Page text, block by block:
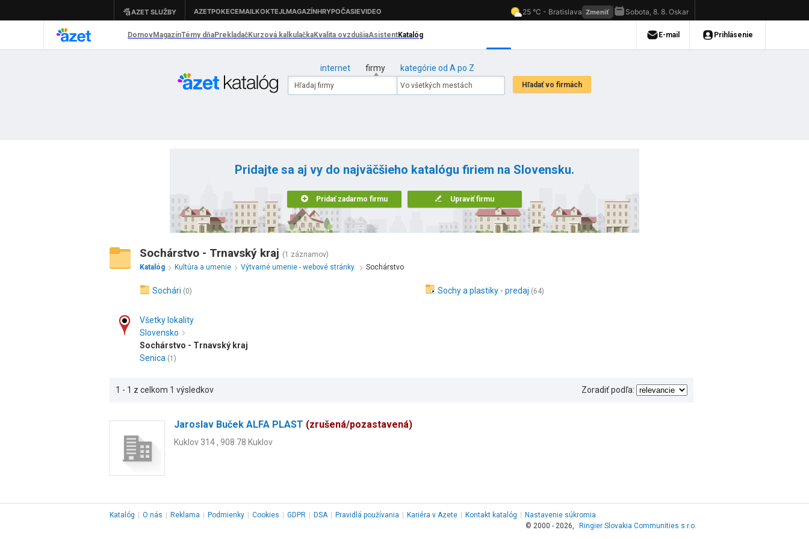
internet firmy kategórie od A po Z
Pridajte sa aj vy do najväčšieho katalógu firiem na Slovensku.
Pridať zadarmo firmu Upraviť firmu
Sochárstvo - Trnavský kraj (1 záznamov)
Katalóg
Kultúra a umenie Výtvarné umenie - webové stránky Sochárstvo
Sochári (0) Sochy a plastiky - predaj (64)
Všetky lokality
Slovensko
Sochárstvo - Trnavský kraj
Senica (1)
1 - 1 z celkom 1 výsledkov Zoradiť podľa:
Jaroslav Buček ALFA PLAST (zrušená/pozastavená)
Kuklov 314 , 908 78 Kuklov
Katalóg O nás Reklama Podmienky Cookies GDPR DSA Pravidlá používania Kariéra v Azete Kontakt katalóg
Nastavenie súkromia
© 2000 - 2026,
Ringier Slovakia Communities s.r.o.